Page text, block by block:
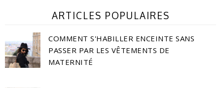
ARTICLES POPULAIRES
COMMENT S'HABILLER ENCEINTE SANS
PASSER PAR LES VÊTEMENTS DE
MATERNITÉ